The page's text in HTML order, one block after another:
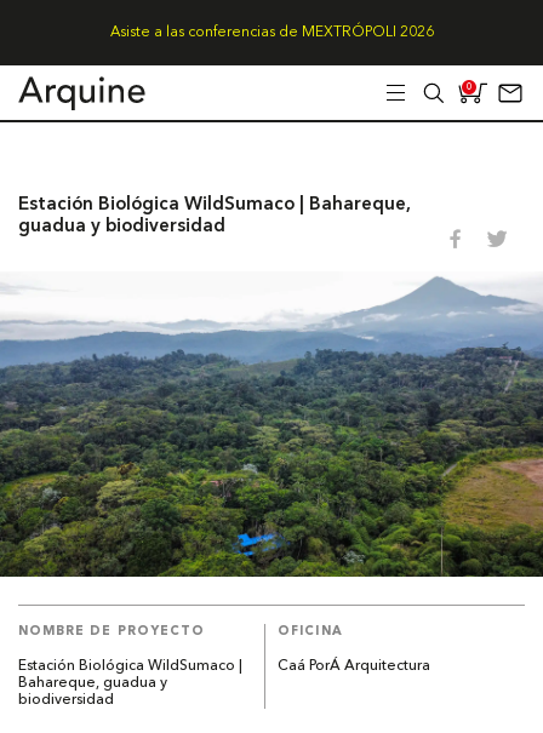
Asiste a las conferencias de MEXTRÓPOLI 2026
0
Estación Biológica WildSumaco | Bahareque,
guadua y biodiversidad
NOMBRE DE PROYECTO
Estación Biológica WildSumaco |
Bahareque, guadua y
biodiversidad
OFICINA
Caá PorÁ Arquitectura